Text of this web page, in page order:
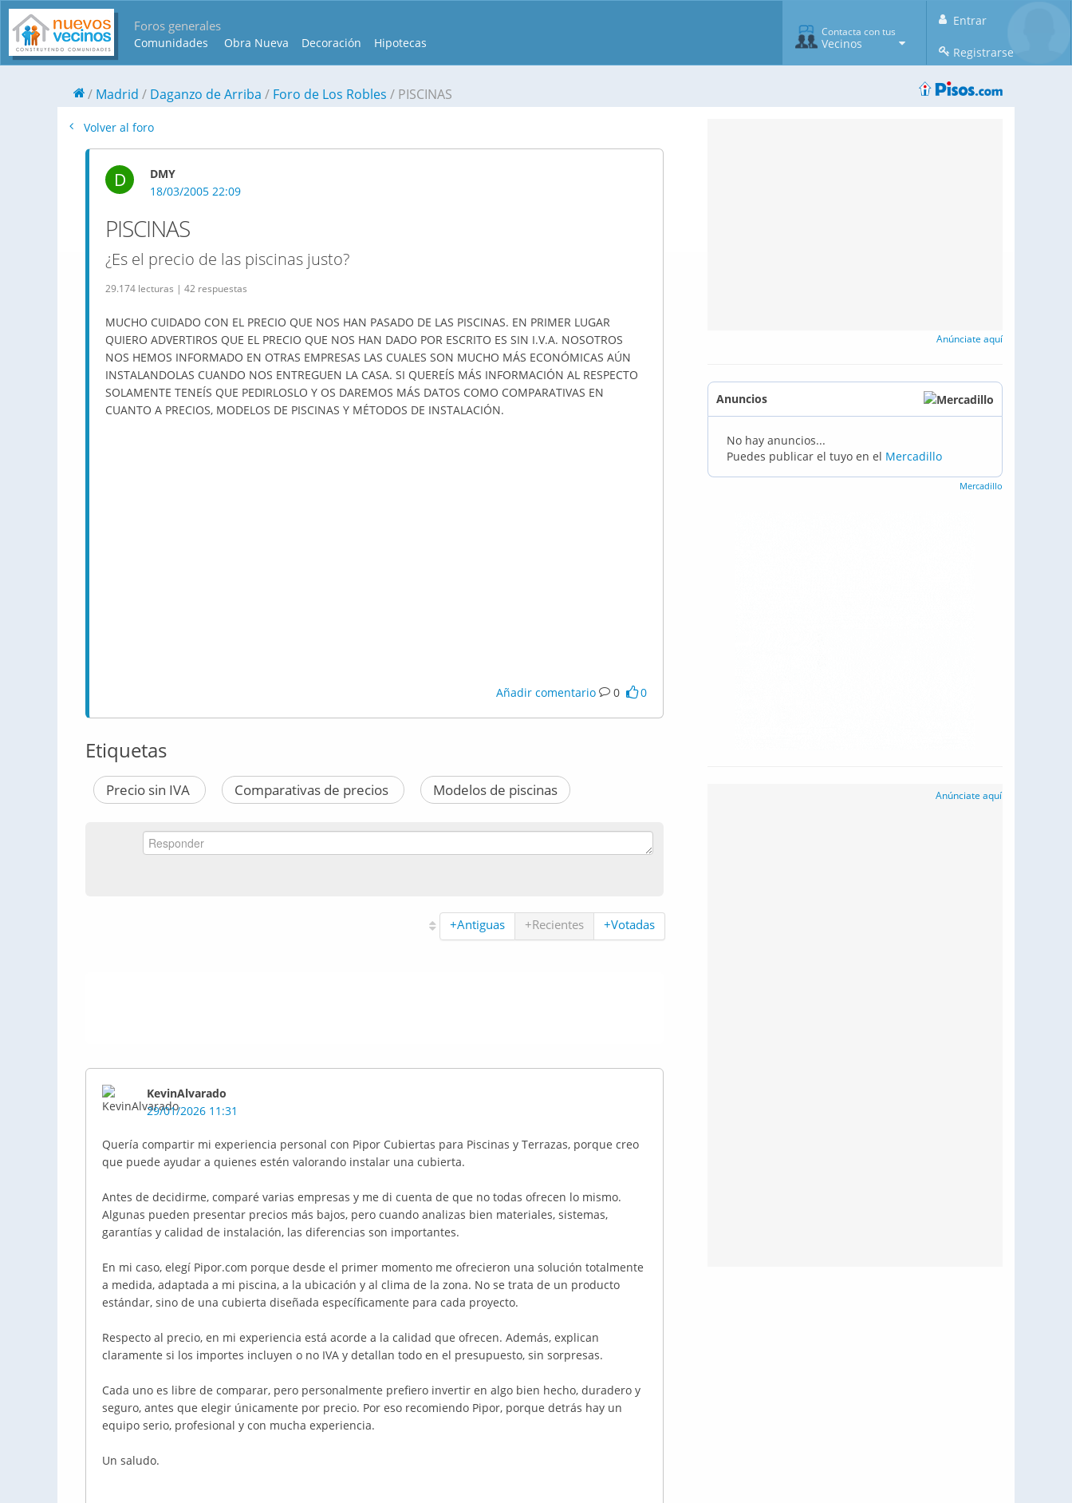
Foros generales
Comunidades Obra Nueva Decoración Hipotecas
Entrar
Registrarse
Contacta con tus
Vecinos
Madrid Daganzo de Arriba Foro de Los Robles PISCINAS
Volver al foro
D
DMY
18/03/2005 22:09
PISCINAS
¿Es el precio de las piscinas justo?
29.174 lecturas | 42 respuestas
MUCHO CUIDADO CON EL PRECIO QUE NOS HAN PASADO DE LAS PISCINAS. EN PRIMER LUGAR
QUIERO ADVERTIROS QUE EL PRECIO QUE NOS HAN DADO POR ESCRITO ES SIN I.V.A. NOSOTROS
NOS HEMOS INFORMADO EN OTRAS EMPRESAS LAS CUALES SON MUCHO MÁS ECONÓMICAS AÚN
INSTALANDOLAS CUANDO NOS ENTREGUEN LA CASA. SI QUEREÍS MÁS INFORMACIÓN AL RESPECTO
SOLAMENTE TENEÍS QUE PEDIRLOSLO Y OS DAREMOS MÁS DATOS COMO COMPARATIVAS EN
CUANTO A PRECIOS, MODELOS DE PISCINAS Y MÉTODOS DE INSTALACIÓN.
Añadir comentario 0 0
Etiquetas
Precio sin IVA Comparativas de precios Modelos de piscinas
+Antiguas +Recientes +Votadas
KevinAlvarado
29/01/2026 11:31
Quería compartir mi experiencia personal con Pipor Cubiertas para Piscinas y Terrazas, porque creo
que puede ayudar a quienes estén valorando instalar una cubierta.
Antes de decidirme, comparé varias empresas y me di cuenta de que no todas ofrecen lo mismo.
Algunas pueden presentar precios más bajos, pero cuando analizas bien materiales, sistemas,
garantías y calidad de instalación, las diferencias son importantes.
En mi caso, elegí Pipor.com porque desde el primer momento me ofrecieron una solución totalmente
a medida, adaptada a mi piscina, a la ubicación y al clima de la zona. No se trata de un producto
estándar, sino de una cubierta diseñada específicamente para cada proyecto.
Respecto al precio, en mi experiencia está acorde a la calidad que ofrecen. Además, explican
claramente si los importes incluyen o no IVA y detallan todo en el presupuesto, sin sorpresas.
Cada uno es libre de comparar, pero personalmente prefiero invertir en algo bien hecho, duradero y
seguro, antes que elegir únicamente por precio. Por eso recomiendo Pipor, porque detrás hay un
equipo serio, profesional y con mucha experiencia.
Un saludo.
Anúnciate aquí
Anuncios
No hay anuncios...
Puedes publicar el tuyo en el Mercadillo
Mercadillo
Anúnciate aquí